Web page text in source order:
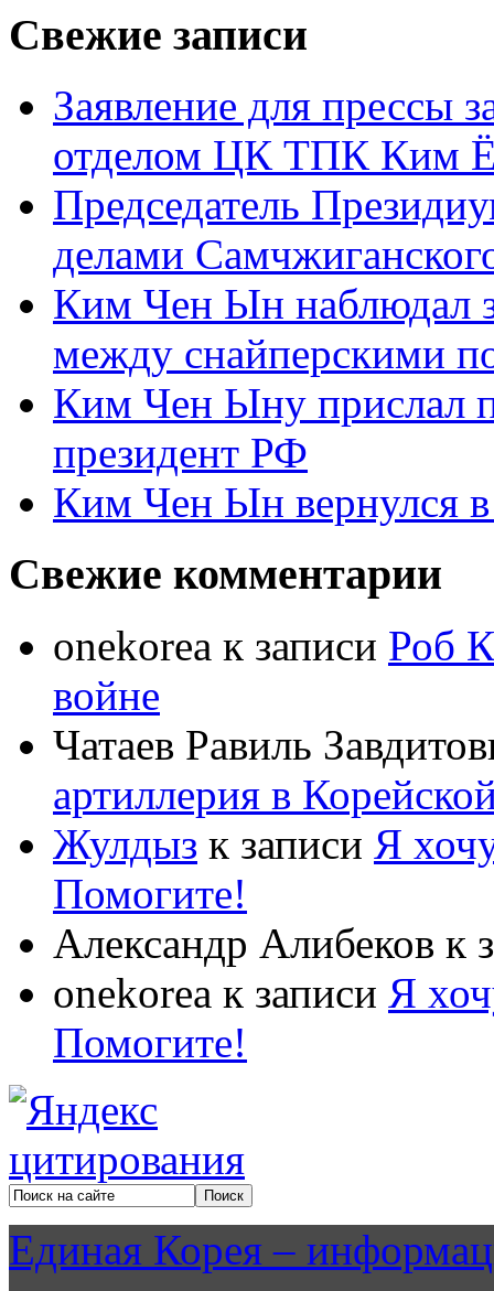
Свежие записи
Заявление для прессы
отделом ЦК ТПК Ким
Председатель
делами
Ким Чен Ын наблюдал
между снайперскими
Ким Чен Ыну прислал
президент РФ
Ким Чен Ын вернулся
Свежие комментарии
onekorea к записи Роб
войне
Чатаев Равиль
артиллерия в
Жулдыз к записи Я
Помогите!
Александр Алибеков к
onekorea к записи Я
Помогите!
Единая Корея –